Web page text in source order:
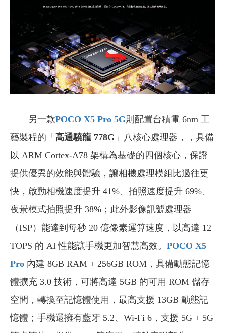
另一款POCO X5 Pro 5G則配置台積電 6nm 工
藝製程的「 高通驍龍 778G 」八核心處理器，，具備
以 ARM Cortex-A78 架構為基礎的四個核心，保證
提供優異的效能與體驗，讓相機處理模組比過往更
快，啟動相機速度提升 41%、拍照速度提升 69%、
夜景模式拍照提升 38%；此外影像訊號處理器
（ISP）能達到每秒 20 億像素運算速度，以高達 12
TOPS 的 AI 性能讓手機更加智慧高效。 POCO X5
Pro 內建 8GB RAM + 256GB ROM，具備動態記憶
體擴充 3.0 技術，可將高達 5GB 的可用 ROM 儲存
空間，轉換至記憶體使用，最高支援 13GB 動態記
憶體；手機還擁有藍牙 5.2、Wi-Fi 6，支援 5G + 5G